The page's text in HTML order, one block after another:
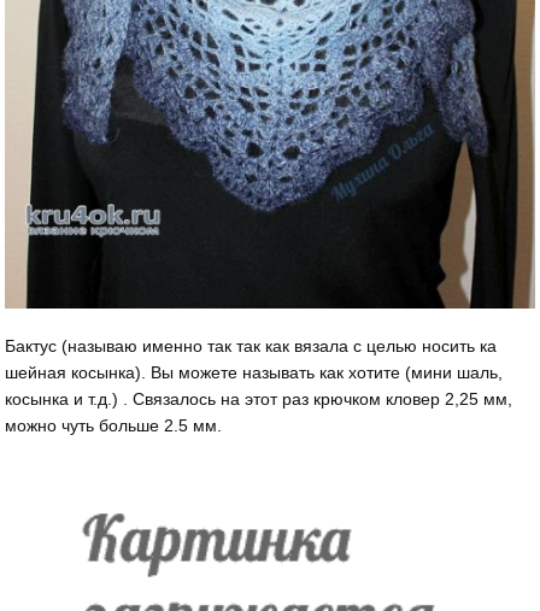
Бактус (называю именно так так как вязала с целью носить ка
шейная косынка). Вы можете называть как хотите (мини шаль,
косынка и т.д.) . Связалось на этот раз крючком кловер 2,25 мм,
можно чуть больше 2.5 мм.